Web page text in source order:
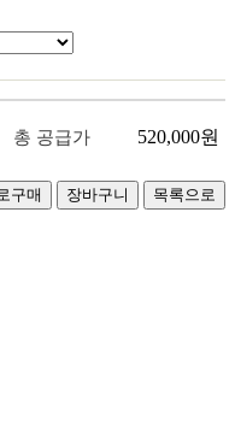
총 공급가 520,000원